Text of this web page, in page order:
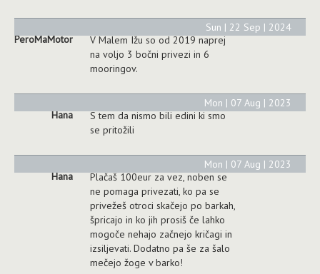
PeroMaMotor
V Malem Ižu so od 2019 naprej
na voljo 3 bočni privezi in 6
mooringov.
Sun | 22 Sep | 2024
Hana
S tem da nismo bili edini ki smo
se pritožili
Mon | 07 Aug | 2023
Hana
Plačaš 100eur za vez, noben se
ne pomaga privezati, ko pa se
privežeš otroci skačejo po barkah,
špricajo in ko jih prosiš če lahko
mogoče nehajo začnejo kričagi in
izsiljevati. Dodatno pa še za šalo
mečejo žoge v barko!
Mon | 07 Aug | 2023